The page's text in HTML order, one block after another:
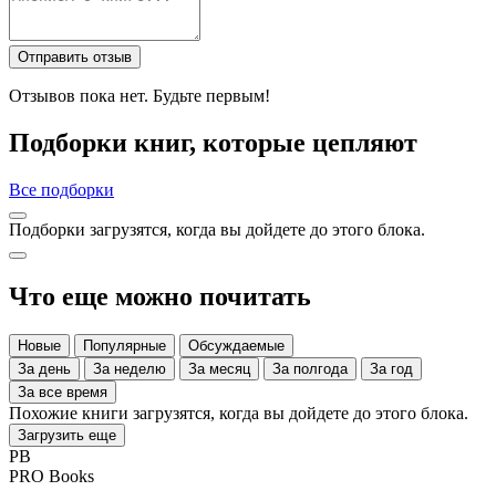
Отправить отзыв
Отзывов пока нет. Будьте первым!
Подборки книг, которые цепляют
Все подборки
Подборки загрузятся, когда вы дойдете до этого блока.
Что еще можно почитать
Новые Популярные
Обсуждаемые
За день
За неделю За месяц За полгода
За год
За все время
Похожие книги загрузятся, когда вы дойдете до этого блока.
Загрузить еще
PB
PRO Books